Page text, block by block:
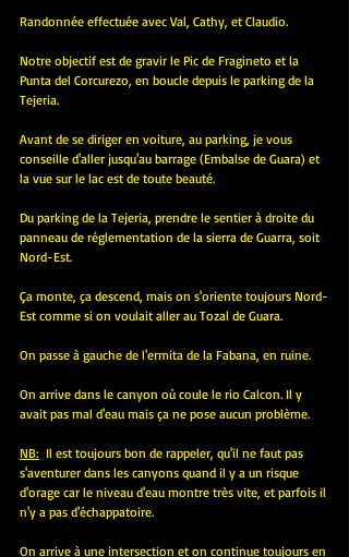
Randonnée effectuée avec Val, Cathy, et Claudio.
Notre objectif est de gravir le Pic de Fragineto et la
Punta del Corcurezo, en boucle depuis le parking de la
Tejeria.
Avant de se diriger en voiture, au parking, je vous
conseille d'aller jusqu'au barrage (Embalse de Guara) et
la vue sur le lac est de toute beauté.
Du parking de la Tejeria, prendre le sentier à droite du
panneau de réglementation de la sierra de Guarra, soit
Nord-Est.
Ça monte, ça descend, mais on s'oriente toujours Nord-
Est comme si on voulait aller au Tozal de Guara.
On passe à gauche de l'ermita de la Fabana, en ruine.
On arrive dans le canyon où coule le rio Calcon. Il y
avait pas mal d'eau mais ça ne pose aucun problème.
NB:
  Il est toujours bon de rappeler, qu'il ne faut pas
s'aventurer dans les canyons quand il y a un risque
d'orage car le niveau d'eau montre très vite, et parfois il
n'y a pas d'échappatoire.
On arrive à une intersection et on continue toujours en